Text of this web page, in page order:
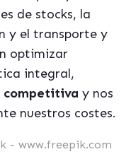
de stocks, la
y el transporte y
optimizar
integral,
competitiva y nos
nuestros costes.
- www.freepik.com